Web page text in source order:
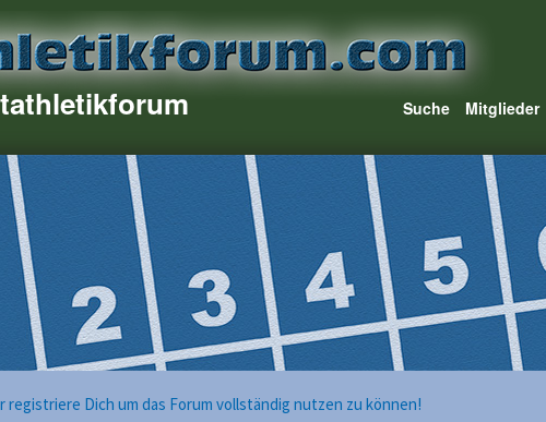
Suche
Mitglieder
registriere Dich um das Forum vollständig nutzen zu können!